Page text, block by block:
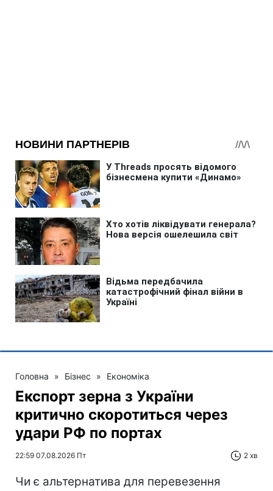
Головна » Бізнес » Економіка
Експорт зерна з України
критично скоротиться через
удари РФ по портах
22:59 07.08.2026 Пт 2 хв
Чи є альтернатива для перевезення